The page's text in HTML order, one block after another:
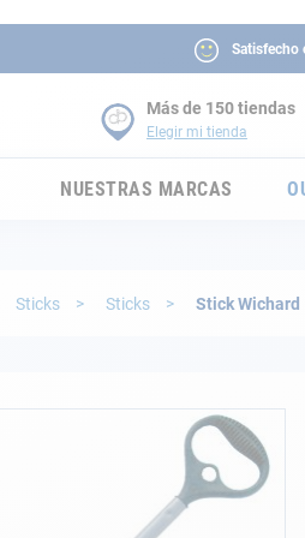
Satisfecho
Más de 150 tiendas
Elegir mi tienda
NUESTRAS MARCAS
Sticks Sticks Stick Wichard